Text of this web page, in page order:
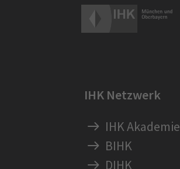
IHK Netzwerk
IHK Akademie
BIHK
DIHK